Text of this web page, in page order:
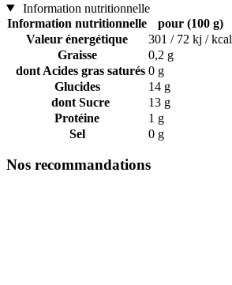
Information nutritionnelle
Information nutritionnelle
pour (100 g)
Valeur énergétique
301 / 72 kj / kcal
Graisse
0,2 g
dont Acides gras saturés 0 g
Glucides
14 g
dont Sucre
13 g
Protéine
1 g
Sel
0 g
Nos recommandations